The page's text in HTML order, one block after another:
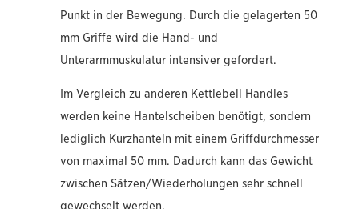
Punkt in der Bewegung. Durch die gelagerten 50
mm Griffe wird die Hand- und
Unterarmmuskulatur intensiver gefordert.
Im Vergleich zu anderen Kettlebell Handles
werden keine Hantelscheiben benötigt, sondern
lediglich Kurzhanteln mit einem Griffdurchmesser
von maximal 50 mm. Dadurch kann das Gewicht
zwischen Sätzen/Wiederholungen sehr schnell
gewechselt werden.